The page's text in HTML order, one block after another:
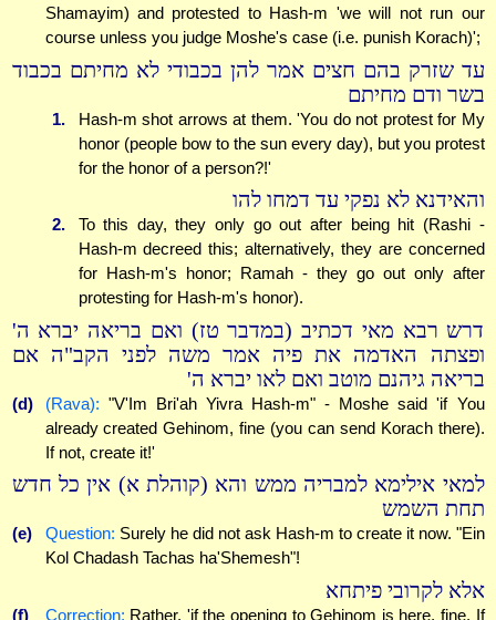
Shamayim) and protested to Hash-m 'we will not run our
course unless you judge Moshe's case (i.e. punish Korach)';
עד שזרק בהם חצים אמר להן בכבודי לא מחיתם בכבוד
בשר ודם מחיתם
1.
Hash-m shot arrows at them. 'You do not protest for My
honor (people bow to the sun every day), but you protest
for the honor of a person?!'
והאידנא לא נפקי עד דמחו להו
2.
To this day, they only go out after being hit (Rashi -
Hash-m decreed this; alternatively, they are concerned
for Hash-m's honor; Ramah - they go out only after
protesting for Hash-m's honor).
דרש רבא מאי דכתיב (במדבר טז) ואם בריאה יברא ה'
ופצתה האדמה את פיה אמר משה לפני הקב"ה אם
בריאה גיהנם מוטב ואם לאו יברא ה'
(d) (Rava): "V'Im Bri'ah Yivra Hash-m" - Moshe said 'if You
already created Gehinom, fine (you can send Korach there).
If not, create it!'
למאי אילימא למבריה ממש והא (קוהלת א) אין כל חדש
תחת השמש
(e) Question: Surely he did not ask Hash-m to create it now. "Ein
Kol Chadash Tachas ha'Shemesh"!
אלא לקרובי פיתחא
(f) Correction: Rather, 'if the opening to Gehinom is here, fine. If